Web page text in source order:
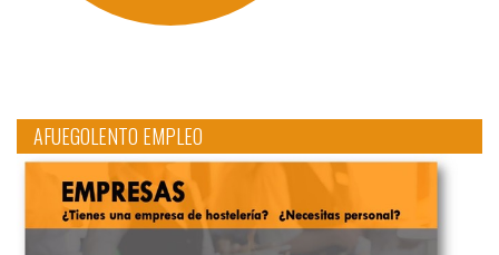
AFUEGOLENTO EMPLEO